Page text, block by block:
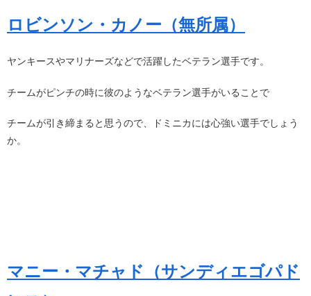
ロビンソン・カノー（無所属）
ヤンキースやマリナーズなどで活躍したベテラン選手です。
チームがピンチの時に彼のようなベテラン選手がいることで
チームが引き締まると思うので、ドミニカには心強い選手でしょう
か。
マニー・マチャド（サンディエゴパド